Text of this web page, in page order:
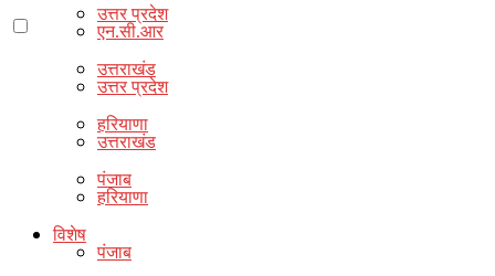
उत्तर प्रदेश
उत्तराखंड
हरियाणा
पंजाब
विशेष
एन.सी.आर
उत्तर प्रदेश
उत्तराखंड
हरियाणा
पंजाब